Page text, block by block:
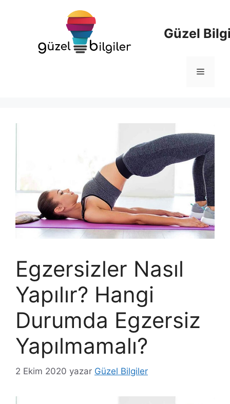
Güzel
Menü
Egzersizler Nasıl
Yapılır? Hangi
Durumda Egzersiz
Yapılmamalı?
2 Ekim 2020 yazar Güzel Bilgiler